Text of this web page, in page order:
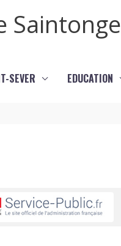
Saintonge
SEVER EDUCATION